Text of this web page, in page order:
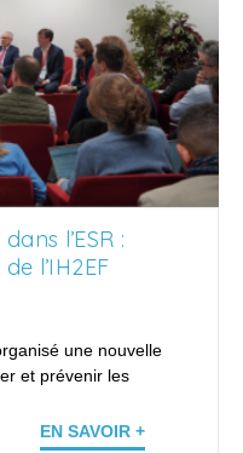
l’ESR :
l’IH2EF
une nouvelle
et prévenir les
EN SAVOIR +